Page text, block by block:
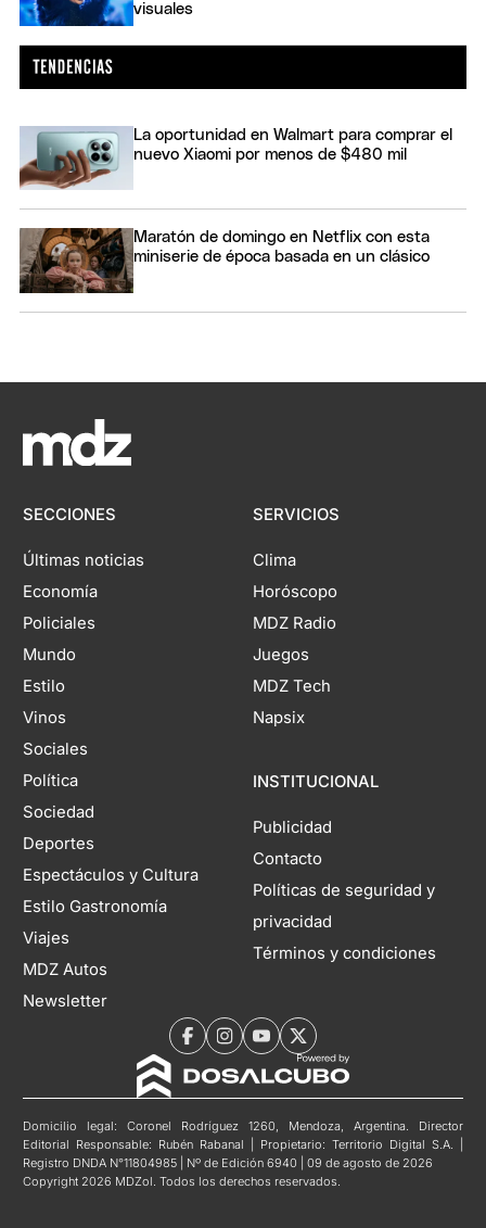
visuales
La oportunidad en Walmart para comprar el
nuevo Xiaomi por menos de $480 mil
Maratón de domingo en Netflix con esta
miniserie de época basada en un clásico
SECCIONES
Últimas noticias
Economía
Policiales
Mundo
Estilo
Vinos
Sociales
Política
Sociedad
Deportes
Espectáculos y Cultura
Estilo Gastronomía
Viajes
MDZ Autos
Newsletter
SERVICIOS
Clima
Horóscopo
MDZ Radio
Juegos
MDZ Tech
Napsix
INSTITUCIONAL
Publicidad
Contacto
Políticas de seguridad y
privacidad
Términos y condiciones
Domicilio legal: Coronel Rodríguez 1260, Mendoza, Argentina. Director
Editorial Responsable: Rubén Rabanal | Propietario: Territorio Digital S.A. |
Registro DNDA N°11804985 | Nº de Edición 6940 | 09 de agosto de 2026
Copyright 2026 MDZol. Todos los derechos reservados.